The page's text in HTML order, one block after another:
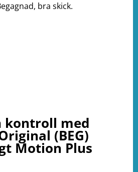
bra skick.
kontroll med
(BEG)
Motion Plus